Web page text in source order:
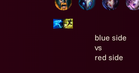
blue side
vs
red side